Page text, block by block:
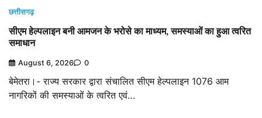
छत्तीसगढ़
सीएम हेल्पलाइन बनी आमजन के भरोसे का माध्यम, समस्याओं का हुआ त्वरित
समाधान
August 6, 2026 0
बेमेतरा।- राज्य सरकार द्वारा संचालित सीएम हेल्पलाइन 1076 आम
नागरिकों की समस्याओं के त्वरित एवं…